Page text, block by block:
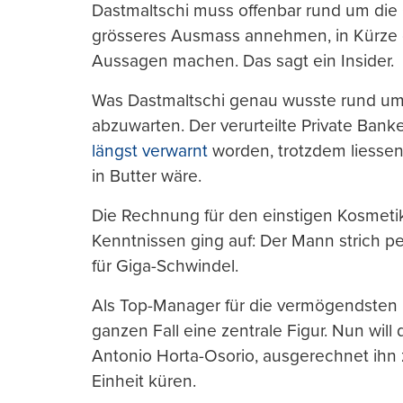
Dastmaltschi muss offenbar rund um
grösseres Ausmass annehmen, in
Aussagen machen. Das sagt ein Insider.
Was Dastmaltschi genau wusste rund
abzuwarten. Der verurteilte Private
längst verwarnt worden, trotzdem
in Butter wäre.
Die Rechnung für den einstigen
Kenntnissen ging auf: Der Mann strich
für Giga-Schwindel.
Als Top-Manager für die
ganzen Fall eine zentrale Figur. Nun
Antonio Horta-Osorio, ausgerechnet
Einheit küren.